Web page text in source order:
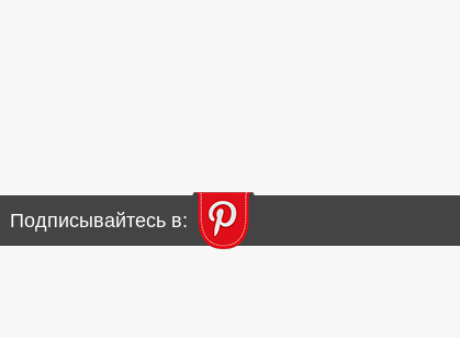
Подписывайтесь в: